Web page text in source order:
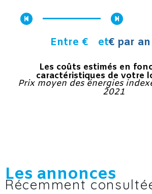
Entre € et€ par an
Les coûts estimés en
caractéristiques de votre
Prix moyen des énergies
2021
Les annonces
Récemment